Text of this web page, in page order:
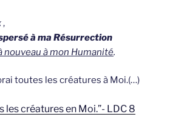
,
à ma Résurrection
à mon Humanité.
toutes les créatures à Moi.(…)
les créatures en Moi.”- LDC 8